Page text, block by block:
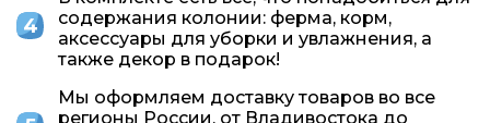
содержания колонии: ферма, корм,
аксессуары для уборки и увлажнения, а
также декор в подарок!
Мы оформляем доставку товаров во все
регионы России, от Владивостока до